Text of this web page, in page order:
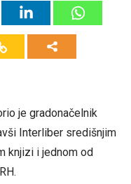
je gradonačelnik
Interliber središnjim
knjizi i jednom od